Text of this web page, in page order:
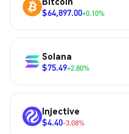
$64,897.00+0.10%
Solana
$75.49+2.80%
Injective
$4.40-3.08%